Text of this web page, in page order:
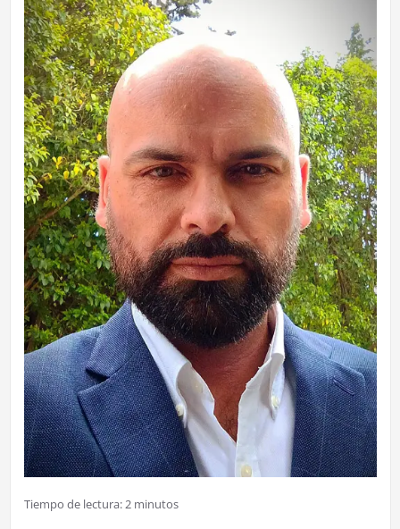
Tiempo de lectura:2 minutos